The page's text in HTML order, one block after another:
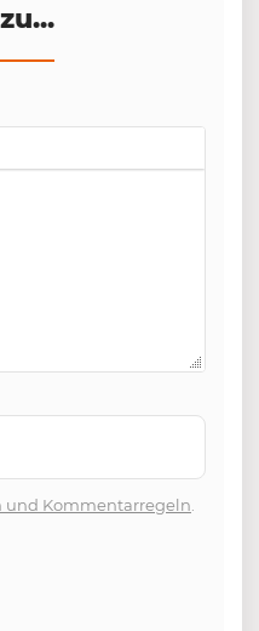
Kommentarregeln